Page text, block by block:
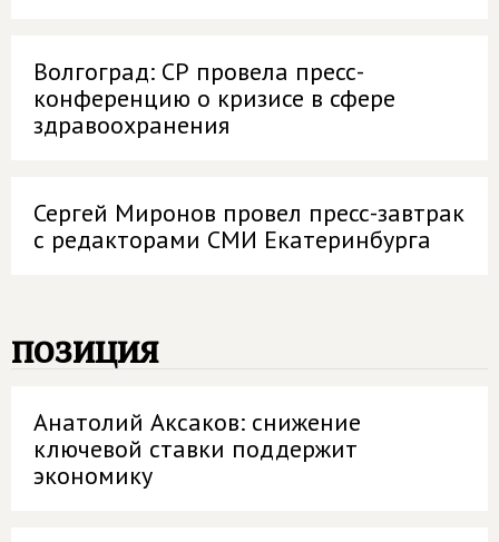
Волгоград: СР провела пресс-
конференцию о кризисе в сфере
здравоохранения
Сергей Миронов провел пресс-завтрак
с редакторами СМИ Екатеринбурга
позиция
Анатолий Аксаков: снижение
ключевой ставки поддержит
экономику